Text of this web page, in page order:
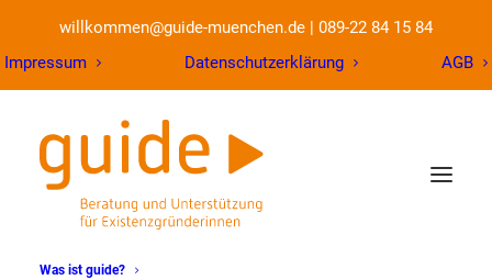
willkommen@guide-muenchen.de | 089-22 84 15 84
Impressum
Datenschutzerklärung AGB
Was ist guide?